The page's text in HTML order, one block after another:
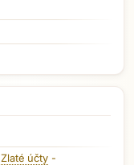
Zlaté účty -